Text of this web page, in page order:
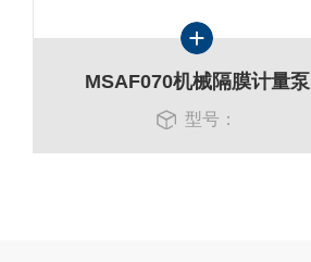
MSAF070机械隔膜计量泵
型号：